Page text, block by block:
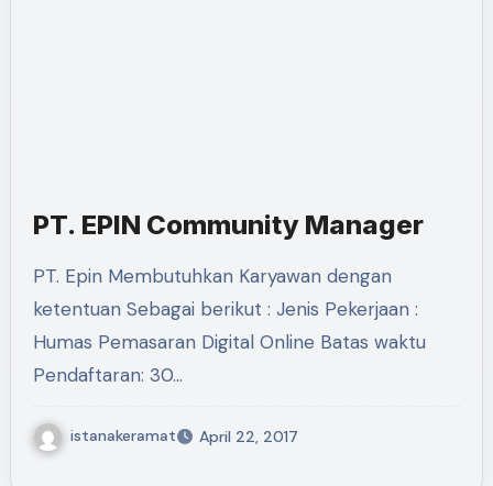
PT. EPIN Community Manager
PT. Epin Membutuhkan Karyawan dengan
ketentuan Sebagai berikut : Jenis Pekerjaan :
Humas Pemasaran Digital Online Batas waktu
Pendaftaran: 30…
istanakeramat April 22, 2017